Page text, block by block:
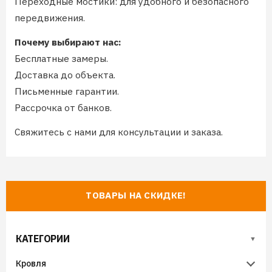
ТОВАРЫ НА СКИДКЕ!
КАТЕГОРИИ
Кровля
передвижения.
Почему выбирают нас:
Бесплатные замеры.
Доставка до объекта.
Письменные гарантии.
Рассрочка от банков.
Свяжитесь с нами для консультации и заказа.